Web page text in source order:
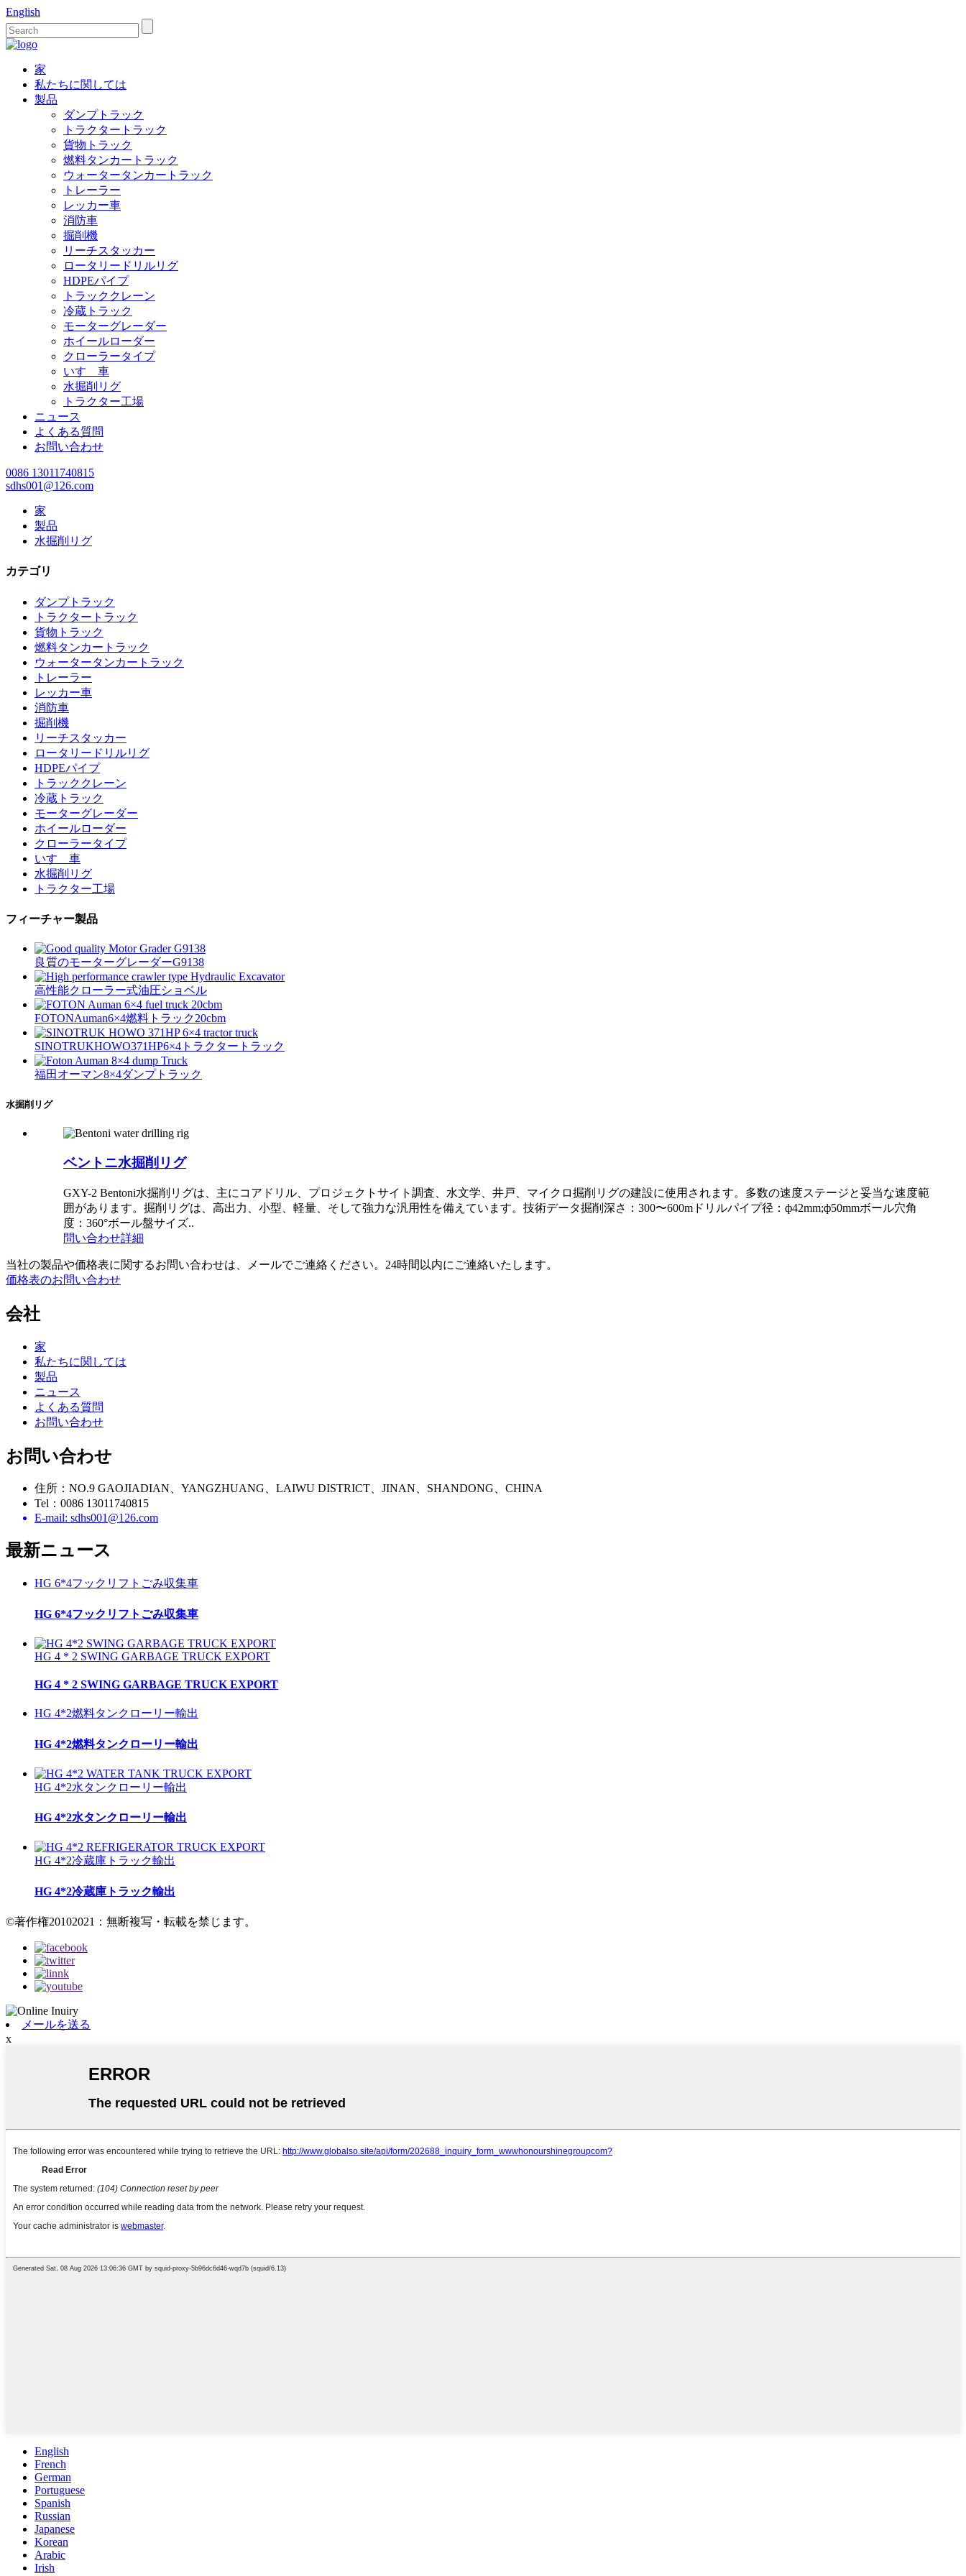
English
家
私たちに関しては
製品
ダンプトラック
トラクタートラック
貨物トラック
燃料タンカートラック
ウォータータンカートラック
トレーラー
レッカー車
消防車
掘削機
リーチスタッカー
ロータリードリルリグ
HDPEパイプ
トラッククレーン
冷蔵トラック
モーターグレーダー
ホイールローダー
クローラータイプ
いすゞ車
水掘削リグ
トラクター工場
ニュース
よくある質問
お問い合わせ
0086 13011740815
sdhs001@126.com
家
製品
水掘削リグ
カテゴリ
ダンプトラック
トラクタートラック
貨物トラック
燃料タンカートラック
ウォータータンカートラック
トレーラー
レッカー車
消防車
掘削機
リーチスタッカー
ロータリードリルリグ
HDPEパイプ
トラッククレーン
冷蔵トラック
モーターグレーダー
ホイールローダー
クローラータイプ
いすゞ車
水掘削リグ
トラクター工場
フィーチャー製品
良質のモーターグレーダーG9138
高性能クローラー式油圧ショベル
FOTONAuman6×4燃料トラック20cbm
SINOTRUKHOWO371HP6×4トラクタートラック
福田オーマン8×4ダンプトラック
水掘削リグ
ベントニ水掘削リグ
GXY-2 Bentoni水掘削リグは、主にコアドリル、プロジェクトサイト調査、水文学、井戸、マイクロ掘削リグの建設に使用されます。多数の速度ステージと妥当な速度範
囲があります。掘削リグは、高出力、小型、軽量、そして強力な汎用性を備えています。技術データ掘削深さ：300〜600mドリルパイプ径：ф42mm;ф50mmボール穴角
度：360°ボール盤サイズ..
問い合わせ詳細
当社の製品や価格表に関するお問い合わせは、メールでご連絡ください。24時間以内にご連絡いたします。
価格表のお問い合わせ
会社
家
私たちに関しては
製品
ニュース
よくある質問
お問い合わせ
お問い合わせ
住所：NO.9 GAOJIADIAN、YANGZHUANG、LAIWU DISTRICT、JINAN、SHANDONG、CHINA
Tel：0086 13011740815
E-mail: sdhs001@126.com
最新ニュース
HG 6*4フックリフトごみ収集車
HG 6*4フックリフトごみ収集車
HG 4 * 2 SWING GARBAGE TRUCK EXPORT
HG 4 * 2 SWING GARBAGE TRUCK EXPORT
HG 4*2燃料タンクローリー輸出
HG 4*2燃料タンクローリー輸出
HG 4*2水タンクローリー輸出
HG 4*2水タンクローリー輸出
HG 4*2冷蔵庫トラック輸出
HG 4*2冷蔵庫トラック輸出
©著作権20102021：無断複写・転載を禁じます。
メールを送る
x
English
French
German
Portuguese
Spanish
Russian
Japanese
Korean
Arabic
Irish